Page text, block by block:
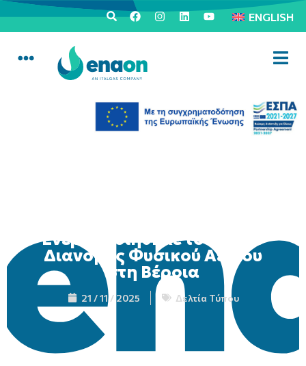
ENGLISH
Ενεργοποιήθηκε το Δίκτυο
Διανομής Φυσικού Αερίου
στη Βέροια
21 / 11 / 2025 Δελτία Τύπου